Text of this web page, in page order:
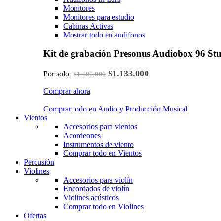
Monitores
Monitores para estudio
Cabinas Activas
Mostrar todo en audifonos
Kit de grabación Presonus Audiobox 96
Por solo $1.500.000 $1.133.000
Comprar ahora
Comprar todo en Audio y Producción Musical
Vientos
Accesorios para vientos
Acordeones
Instrumentos de viento
Comprar todo en Vientos
Percusión
Violines
Accesorios para violín
Encordados de violín
Violines acústicos
Comprar todo en Violines
Ofertas